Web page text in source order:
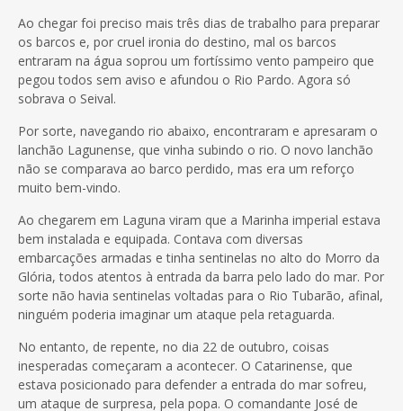
Ao chegar foi preciso mais três dias de trabalho para preparar
os barcos e, por cruel ironia do destino, mal os barcos
entraram na água soprou um fortíssimo vento pampeiro que
pegou todos sem aviso e afundou o Rio Pardo. Agora só
sobrava o Seival.
Por sorte, navegando rio abaixo, encontraram e apresaram o
lanchão Lagunense, que vinha subindo o rio. O novo lanchão
não se comparava ao barco perdido, mas era um reforço
muito bem-vindo.
Ao chegarem em Laguna viram que a Marinha imperial estava
bem instalada e equipada. Contava com diversas
embarcações armadas e tinha sentinelas no alto do Morro da
Glória, todos atentos à entrada da barra pelo lado do mar. Por
sorte não havia sentinelas voltadas para o Rio Tubarão, afinal,
ninguém poderia imaginar um ataque pela retaguarda.
No entanto, de repente, no dia 22 de outubro, coisas
inesperadas começaram a acontecer. O Catarinense, que
estava posicionado para defender a entrada do mar sofreu,
um ataque de surpresa, pela popa. O comandante José de